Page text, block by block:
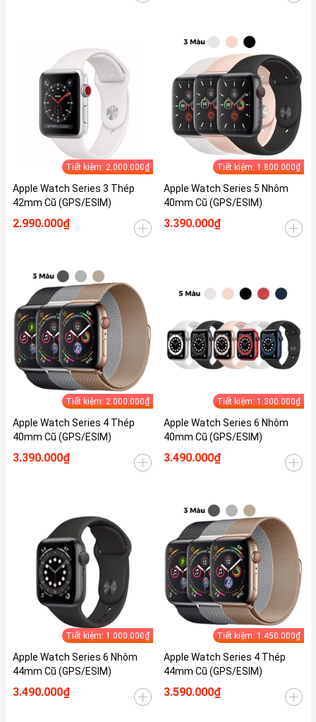
Tiết kiệm: 2.000.000₫
Apple Watch Series 3 Thép
42mm Cũ (GPS/ESIM)
2.990.000₫
Tiết kiệm: 1.800.000₫
Apple Watch Series 5 Nhôm
40mm Cũ (GPS/ESIM)
3.390.000₫
Tiết kiệm: 2.000.000₫
Apple Watch Series 4 Thép
40mm Cũ (GPS/ESIM)
3.390.000₫
Tiết kiệm: 1.300.000₫
Apple Watch Series 6 Nhôm
40mm Cũ (GPS/ESIM)
3.490.000₫
Tiết kiệm: 1.000.000₫
Apple Watch Series 6 Nhôm
44mm Cũ (GPS/ESIM)
3.490.000₫
Tiết kiệm: 1.450.000₫
Apple Watch Series 4 Thép
44mm Cũ (GPS/ESIM)
3.590.000₫